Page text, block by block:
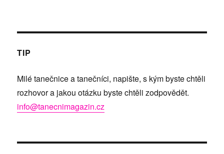
TIP
Milé tanečnice a tanečníci, napište, s kým byste chtěli
rozhovor a jakou otázku byste chtěli zodpovědět.
info@tanecnimagazin.cz